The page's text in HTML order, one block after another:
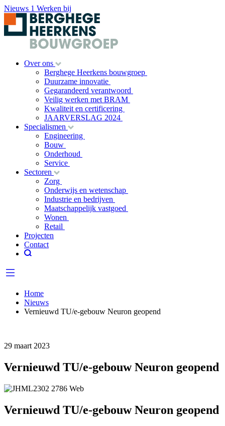
Nieuws 1 Werken bij
Over ons
Berghege Heerkens bouwgroep
Duurzame innovatie
Gegarandeerd verantwoord
Veilig werken met BRAM
Kwaliteit en certificering
JAARVERSLAG 2024
Specialismen
Engineering
Bouw
Onderhoud
Service
Sectoren
Zorg
Onderwijs en wetenschap
Industrie en bedrijven
Maatschappelijk vastgoed
Wonen
Retail
Projecten
Contact
Home
Nieuws
Vernieuwd TU/e-gebouw Neuron geopend
29 maart 2023
Vernieuwd TU/e-gebouw Neuron geopend
Vernieuwd TU/e-gebouw Neuron geopend